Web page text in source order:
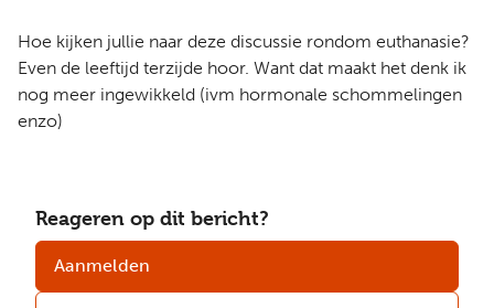
Hoe kijken jullie naar deze discussie rondom euthanasie?
Even de leeftijd terzijde hoor. Want dat maakt het denk ik
nog meer ingewikkeld (ivm hormonale schommelingen
enzo)
Reageren op dit bericht?
Aanmelden